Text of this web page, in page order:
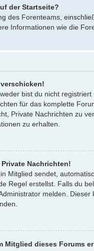
der Startseite?
des Forenteams,
Informationen wie die
bist du nicht
für das komplette
Private Nachrichten zu
zu erhalten.
Nachrichten!
Mitglied sendet,
Regel erstellst. Falls du
melden.
Mitglied dieses Forums